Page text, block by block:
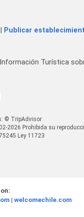
Publicar
Turística
© TripAdvisor
2026 Prohibida su
Ley 11723
| welcomechile.com